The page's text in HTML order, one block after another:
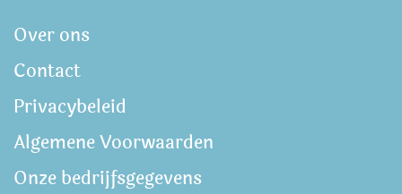
Over ons
Contact
Privacybeleid
Algemene Voorwaarden
Onze bedrijfsgegevens